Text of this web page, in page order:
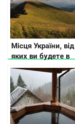
Місця України, від
яких ви будете в
захваті восени